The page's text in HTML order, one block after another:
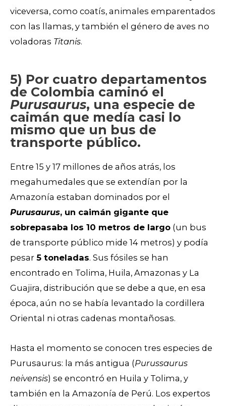
viceversa, como coatís, animales emparentados
con las llamas, y también el género de aves no
voladoras Titanis.
5) Por cuatro departamentos
de Colombia caminó el
Purusaurus, una especie de
caimán que medía casi lo
mismo que un bus de
transporte público.
Entre 15 y 17 millones de años atrás, los
megahumedales que se extendían por la
Amazonía estaban dominados por el
Purusaurus, un caimán gigante que
sobrepasaba los 10 metros de largo (un bus
de transporte público mide 14 metros) y podía
pesar 5 toneladas. Sus fósiles se han
encontrado en Tolima, Huila, Amazonas y La
Guajira, distribución que se debe a que, en esa
época, aún no se había levantado la cordillera
Oriental ni otras cadenas montañosas.
Hasta el momento se conocen tres especies de
Purusaurus: la más antigua (Purussaurus
neivensis) se encontró en Huila y Tolima, y
también en la Amazonía de Perú. Los expertos